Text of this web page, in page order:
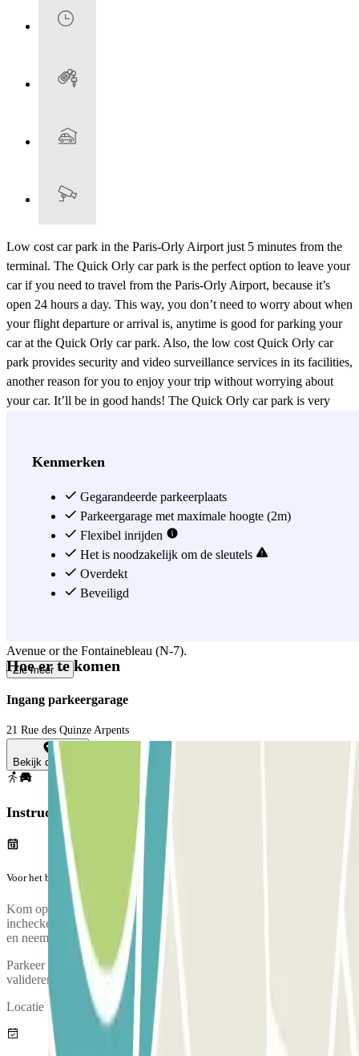
Low cost car park in the Paris-Orly Airport just 5 minutes from the
terminal. The Quick Orly car park is the perfect option to leave your
car if you need to travel from the Paris-Orly Airport, because it’s
open 24 hours a day. This way, you don’t need to worry about when
your flight departure or arrival is, anytime is good for parking your
car at the Quick Orly car park. Also, the low cost Quick Orly car
park provides security and video surveillance services in its facilities,
another reason for you to enjoy your trip without worrying about
your car. It’ll be in good hands! The Quick Orly car park is very
need to worry about looking for parking close to the Paris-Orly
Orly car park gets you there in 5 minutes thanks to its shuttle
service. This shuttle service is completely free and takes you to the
departure terminal without delay and accordingly to each client’s
needs, i.e. the shuttle takes every client to the terminal individually,
at any time of the day. Likewise, upon your return, with just a phone
call, the shuttle will pick you up to bring you to the car park where
Avenue or the Fontainebleau (N-7).
Zie meer
Kenmerken
Gegarandeerde parkeerplaats
Parkeergarage met maximale hoogte (2m)
Flexibel inrijden
Het is noodzakelijk om de sleutels
Overdekt
Beveiligd
Hoe er te komen
Ingang parkeergarage
21 Rue des Quinze Arpents
Bekijk de kaart
Instructies
Voor het begin van jouw reis
Kom op tijd aan op de parkeerplaats alsjeblieft. Houdt rekening met
inchecken. Vanaf waar je parkeert, lever bewijs voor jouw boeking
en neem de bus naar het vliegveld, dit duurt ongeveer 5 Minuten
Parkeer de auto en ga naar de klantenservice om jouw boeking te
valideren.
Locatie van de klantenservice: